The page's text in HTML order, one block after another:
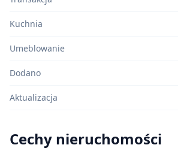
Kuchnia
Umeblowanie
Dodano
Aktualizacja
Cechy nieruchomości